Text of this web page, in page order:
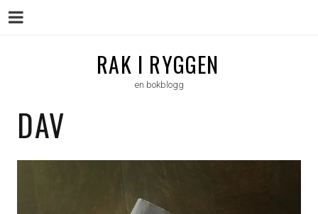
RAK I RYGGEN
en bokblogg
DAV
Menu